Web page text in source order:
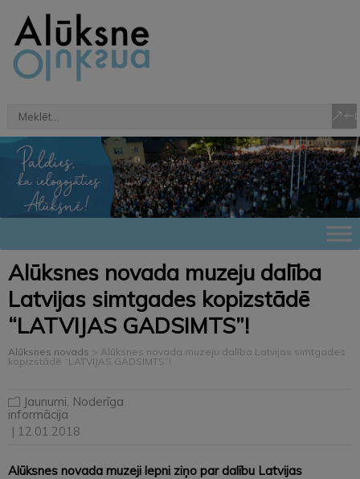
Alūksnes novada muzeju dalība
Latvijas simtgades kopizstādē
“LATVIJAS GADSIMTS”!
Alūksnes novads > Alūksnes novada muzeju dalība Latvijas simtgades
kopizstādē “LATVIJAS GADSIMTS”!
Jaunumi Noderīga
informācija
| 12.01.2018
Alūksnes novada muzeji lepni ziņo par dalību Latvijas